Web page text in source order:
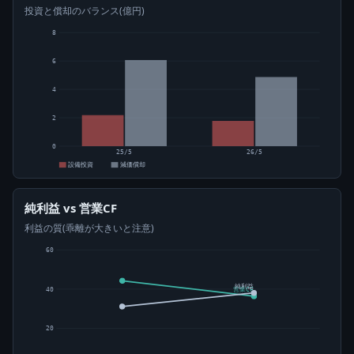
投資と償却のバランス(億円)
0
2
4
6
8
25/5
26/5
設備投資
減価償却
純利益 vs 営業CF
利益の質(乖離が大きいと注意)
20
40
60
営業CF
純利益